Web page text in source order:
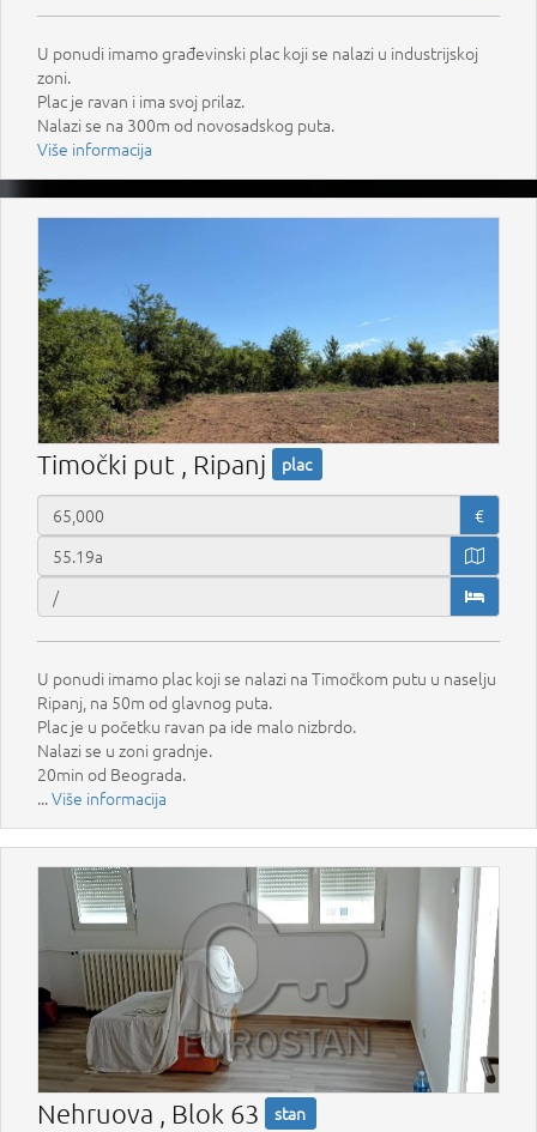
U ponudi imamo građevinski plac koji se nalazi u industrijskoj
zoni.
Plac je ravan i ima svoj prilaz.
Nalazi se na 300m od novosadskog puta.
Više informacija
Timočki put , Ripanj plac
€
U ponudi imamo plac koji se nalazi na Timočkom putu u naselju
Ripanj, na 50m od glavnog puta.
Plac je u početku ravan pa ide malo nizbrdo.
Nalazi se u zoni gradnje.
20min od Beograda.
...Više informacija
Nehruova , Blok 63 stan